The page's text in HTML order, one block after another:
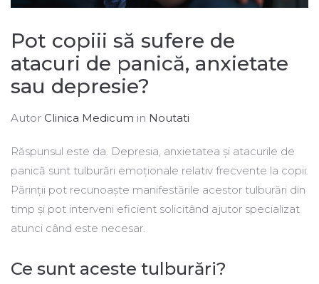
Pot copiii să sufere de
atacuri de panică, anxietate
sau depresie?
Autor Clinica Medicum in Noutati
Răspunsul este da. Depresia, anxietatea și atacurile de
panică sunt tulburări emoționale relativ frecvente la copii.
Părinții pot recunoaște manifestările acestor tulburări din
timp și pot interveni eficient solicitând ajutor specializat
atunci când este necesar.
Ce sunt aceste tulburări?